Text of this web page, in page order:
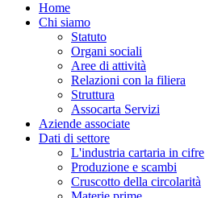
Home
Chi siamo
Statuto
Organi sociali
Aree di attività
Relazioni con la filiera
Struttura
Assocarta Servizi
Aziende associate
Dati di settore
L'industria cartaria in cifre
Produzione e scambi
Cruscotto della circolarità